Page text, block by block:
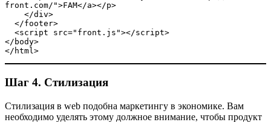
front.com/">FAM</a></p>
    </div>
  </footer>
  <script src="front.js"></script>
</body>
</html>
Шаг 4. Стилизация
Стилизация в web подобна маркетингу в экономике. Вам
необходимо уделять этому должное внимание, чтобы продукт